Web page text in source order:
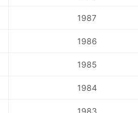
1987
1986
1985
1984
1983